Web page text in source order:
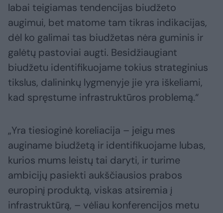
labai teigiamas tendencijas biudžeto
augimui, bet matome tam tikras indikacijas,
dėl ko galimai tas biudžetas nėra guminis ir
galėtų pastoviai augti. Besidžiaugiant
biudžetu identifikuojame tokius strateginius
tikslus, dalininkų lygmenyje jie yra iškeliami,
kad spręstume infrastruktūros problemą.“
„Yra tiesioginė koreliacija – jeigu mes
auginame biudžetą ir identifikuojame lubas,
kurios mums leistų tai daryti, ir turime
ambicijų pasiekti aukščiausios prabos
europinį produktą, viskas atsiremia į
infrastruktūrą, – vėliau konferencijos metu